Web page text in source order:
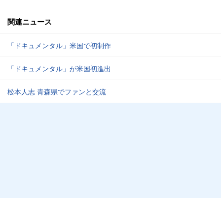
関連ニュース
「ドキュメンタル」米国で初制作
「ドキュメンタル」が米国初進出
松本人志 青森県でファンと交流